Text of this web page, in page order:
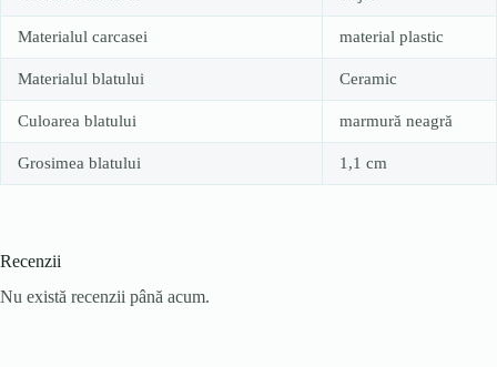
Materialul carcasei material plastic
Materialul blatului Ceramic
Culoarea blatului marmură neagră
Grosimea blatului 1,1 cm
Recenzii
Nu există recenzii până acum.